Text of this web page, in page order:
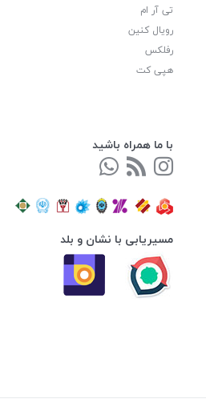
تی آر ام
رویال کنین
رفلکس
هپی کت
با ما همراه باشید
مسیریابی با نشان و بلد